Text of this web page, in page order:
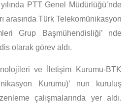
PTT Genel Müdürlüğü’nde
arasında Türk Telekomünikasyon
Grup Başmühendisliği’ nde
olarak görev aldı.
ve İletişim Kurumu-BTK
Kurumu)’ nun kuruluş
çalışmalarında yer aldı.